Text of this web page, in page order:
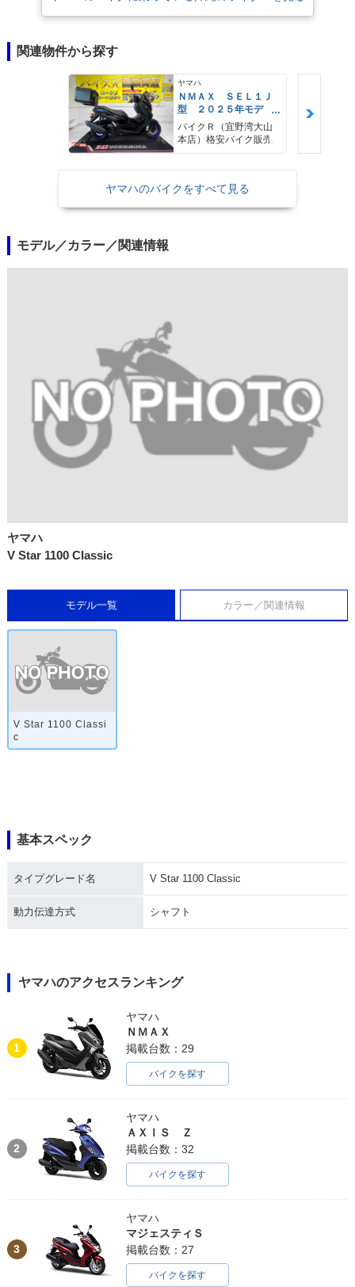
関連物件から探す
ヤマハ
ＮＭＡＸ ＳＥＬ１Ｊ
型 ２０２５年モデ
ル ＡＢＳ キーレ
ス リアキャリア リ
アＢＯＸ
バイクＲ（宜野湾大山
本店）格安バイク販売
ヤマハのバイクをすべて見る
モデル／カラー／関連情報
ヤマハ
V Star 1100 Classic
モデル一覧 カラー／関連情報
V Star 1100 Classi
c
基本スペック
タイプグレード名 V Star 1100 Classic
動力伝達方式 シャフト
ヤマハのアクセスランキング
1
ヤマハ
ＮＭＡＸ
掲載台数：29
バイクを探す
2
ヤマハ
ＡＸＩＳ Ｚ
掲載台数：32
バイクを探す
3
ヤマハ
マジェスティＳ
掲載台数：27
バイクを探す